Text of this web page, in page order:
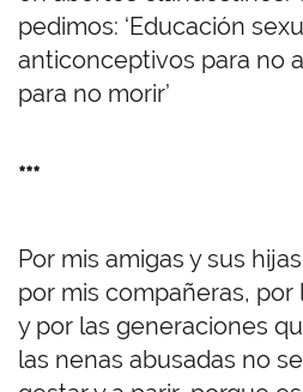
pedimos: ‘Educación
anticonceptivos para no
para no morir’
***
Por mis amigas y sus
por mis compañeras, por
y por las generaciones
las nenas abusadas no